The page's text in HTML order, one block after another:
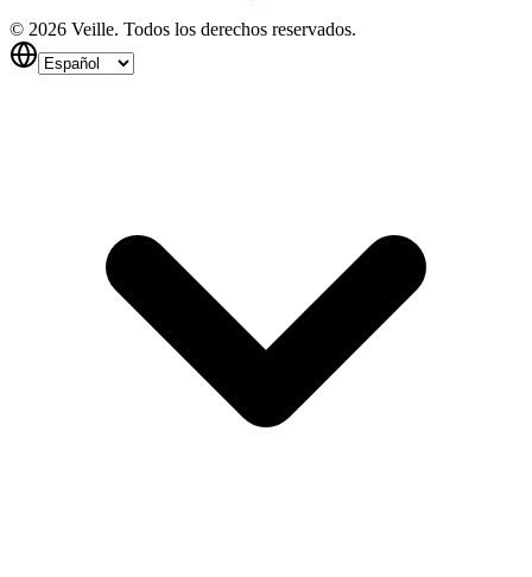
© 2026 Veille. Todos los derechos reservados.